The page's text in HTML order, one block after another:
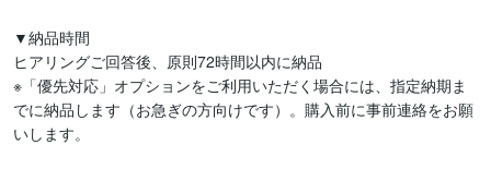
▼納品時間
ヒアリングご回答後、原則72時間以内に納品
※「優先対応」オプションをご利用いただく場合には、指定納期ま
でに納品します（お急ぎの方向けです）。購入前に事前連絡をお願
いします。